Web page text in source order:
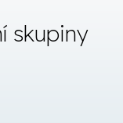
skupiny